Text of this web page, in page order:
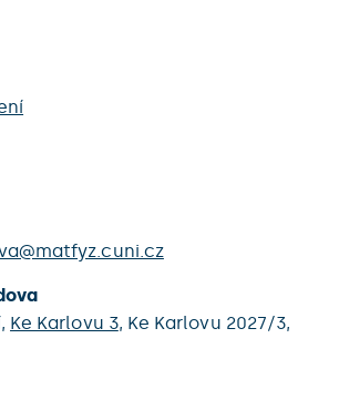
Ke Karlovu 3, Ke Karlovu 2027/3,